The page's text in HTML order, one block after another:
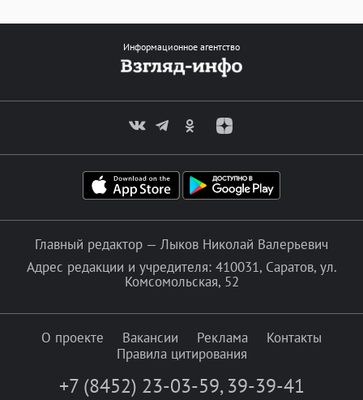
Информационное агентство
Главный редактор — Лыков Николай Валерьевич
Адрес редакции и учредителя: 410031, Саратов, ул.
Комсомольская, 52
О проекте Вакансии Реклама
Контакты
Правила цитирования
+7 (8452) 23-03-59, 39-39-41